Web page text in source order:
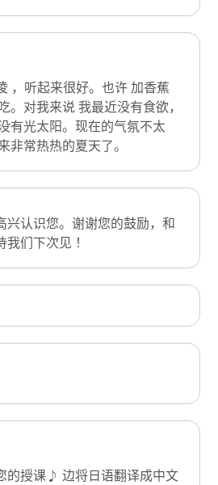
，听起来很好。也许 加香蕉
。对我来说 我最近没有食欲，
有光太阳。现在的气氛不太
非常热热的夏天了。
兴认识您。谢谢您的鼓励，和
们下次见！
的授课♪ 边将日语翻译成中文